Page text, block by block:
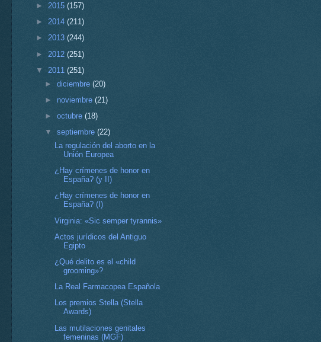
► 2015 (157)
► 2014 (211)
► 2013 (244)
► 2012 (251)
▼ 2011 (251)
►diciembre(20)
► noviembre(21)
►octubre(18)
▼septiembre(22)
La regulación del aborto en la
Unión Europea
¿Hay crímenes de honor en
España? (y II)
¿Hay crímenes de honor en
España? (I)
Virginia: «Sic semper tyrannis»
Actos jurídicos del Antiguo
Egipto
¿Qué delito es el «child
grooming»?
La Real Farmacopea Española
Los premios Stella (Stella
Awards)
Las mutilaciones genitales
femeninas (MGF)